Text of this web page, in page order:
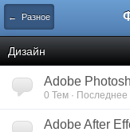
← Разное
Дизайн
Adobe
0 Тем ·
Adobe After